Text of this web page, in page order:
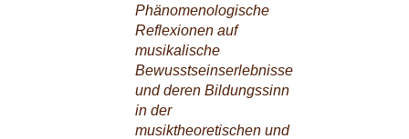
Phänomenologische
Reflexionen auf
musikalische
Bewusstseinserlebnisse
und deren Bildungssinn
in der
musiktheoretischen und